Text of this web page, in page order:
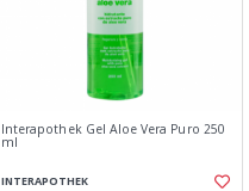
Interapothek Gel Aloe Vera Puro 250
ml
INTERAPOTHEK